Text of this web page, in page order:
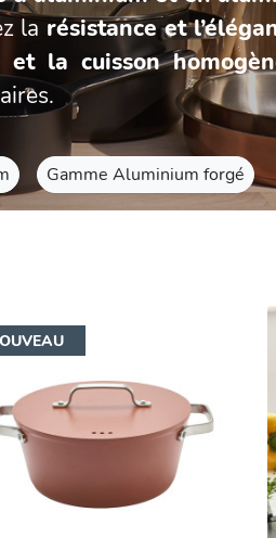
la résistance et
et la cuisson
Gamme Aluminium forgé